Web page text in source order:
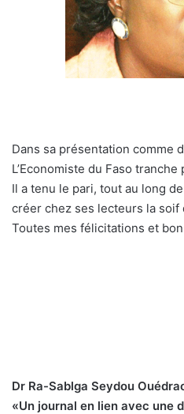
Dans sa présentation comme
L’Economiste du Faso
Il a tenu le pari, tout au long
créer chez ses lecteurs la soif
Toutes mes félicitations et
Dr Ra-Sablga Seydou
«Un journal en lien avec une